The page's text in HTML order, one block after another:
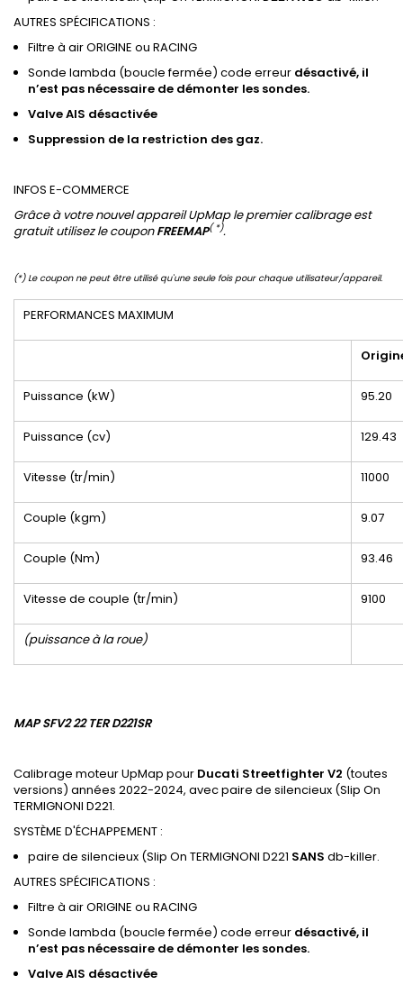
AUTRES SPÉCIFICATIONS :
Filtre à air ORIGINE ou RACING
Sonde lambda (boucle fermée) code erreur désactivé, il
n’est pas nécessaire de démonter les sondes.
ValveAIS désactivée
Suppression de la restriction des gaz.
INFOS E-COMMERCE
Grâce à votre nouvel appareil UpMap le premier calibrage est
gratuit utilisez le couponFREEMAP( *).
(*) Le coupon ne peut être utilisé qu'une seule fois pour chaque utilisateur/appareil.
PERFORMANCES MAXIMUM
Puissance (kW) 95.20
Puissance (cv) 129.43
Vitesse (tr/min) 11000
Couple (kgm) 9.07
Couple (Nm) 93.46
Vitesse de couple (tr/min) 9100
(puissance à la roue)
MAP SFV2 22 TER D221SR
Calibrage moteur UpMap pour Ducati Streetfighter V2 (toutes
versions) années 2022-2024, avec paire de silencieux (Slip On
TERMIGNONI D221.
SYSTÈME D'ÉCHAPPEMENT :
paire de silencieux (Slip On TERMIGNONI D221 SANS db-killer.
AUTRES SPÉCIFICATIONS :
Filtre à air ORIGINE ou RACING
Sonde lambda (boucle fermée) code erreur désactivé, il
n’est pas nécessaire de démonter les sondes.
ValveAIS désactivée